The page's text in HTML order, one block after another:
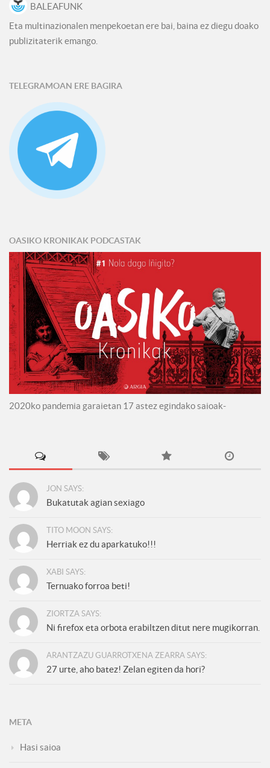
BALEAFUNK
Eta multinazionalen menpekoetan ere bai, baina ez diegu doako
publizitaterik emango.
TELEGRAMOAN ERE BAGIRA
OASIKO KRONIKAK PODCASTAK
2020ko pandemia garaietan 17 astez egindako saioak-
JON SAYS:
Bukatutak agian sexiago
TITO MOON SAYS:
Herriak ez du aparkatuko!!!
XABI SAYS:
Ternuako forroa beti!
ZIORTZA SAYS:
Ni firefox eta orbota erabiltzen ditut nere mugikorran.
ARANTZAZU GUARROTXENA ZEARRA SAYS:
27 urte, aho batez! Zelan egiten da hori?
META
Hasi saioa